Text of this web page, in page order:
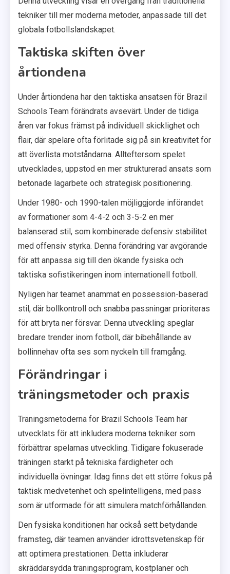
tekniker till mer moderna metoder, anpassade till det
globala fotbollslandskapet.
Taktiska skiften över
årtiondena
Under årtiondena har den taktiska ansatsen för Brazil
Schools Team förändrats avsevärt. Under de tidiga
åren var fokus främst på individuell skicklighet och
flair, där spelare ofta förlitade sig på sin kreativitet för
att överlista motståndarna. Allteftersom spelet
utvecklades, uppstod en mer strukturerad ansats som
betonade lagarbete och strategisk positionering.
Under 1980- och 1990-talen möjliggjorde införandet
av formationer som 4-4-2 och 3-5-2 en mer
balanserad stil, som kombinerade defensiv stabilitet
med offensiv styrka. Denna förändring var avgörande
för att anpassa sig till den ökande fysiska och
taktiska sofistikeringen inom internationell fotboll.
Nyligen har teamet anammat en possession-baserad
stil, där bollkontroll och snabba passningar prioriteras
för att bryta ner försvar. Denna utveckling speglar
bredare trender inom fotboll, där bibehållande av
bollinnehav ofta ses som nyckeln till framgång.
Förändringar i
träningsmetoder och praxis
Träningsmetoderna för Brazil Schools Team har
utvecklats för att inkludera moderna tekniker som
förbättrar spelarnas utveckling. Tidigare fokuserade
träningen starkt på tekniska färdigheter och
individuella övningar. Idag finns det ett större fokus på
taktisk medvetenhet och spelintelligens, med pass
som är utformade för att simulera matchförhållanden.
Den fysiska konditionen har också sett betydande
framsteg, där teamen använder idrottsvetenskap för
att optimera prestationen. Detta inkluderar
skräddarsydda träningsprogram, kostplaner och